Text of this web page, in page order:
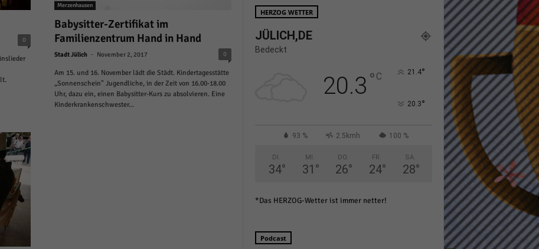
0
Merzenhausen
Babysitter-Zertifikat im
Familienzentrum Hand in Hand
Stadt Jülich - November 2, 2017 0
Am 15. und 16. November lädt die Städt. Kindertagesstätte
„Sonnenschein" Jugendliche, in der Zeit von 16.00-18.00
Uhr, dazu ein, einen Babysitter-Kurs zu absolvieren. Eine
Kinderkrankenschwester...
HERZOG WETTER
JÜLICH,DE
Bedeckt
20.3 ° C 21.4°
20.3°
93 % 2.5kmh 100 %
DI.
34°
MI.
31 °
DO.
26°
FR.
24°
SA.
28°
*Das HERZOG-Wetter ist immer netter!
Podcast
(1)
Cookies ermöglichen grundlegende Funktionen und sind für die einwandfreie
der Website erforderlich.
(1) Statistiken
(1) Marketing
Cookies werden von Drittanbietern oder Publishern verwendet, um personalisierte
anzuzeigen. Sie tun dies, indem sie Besucher über Websites hinweg verfolgen.
Medien (6) Externe Medien